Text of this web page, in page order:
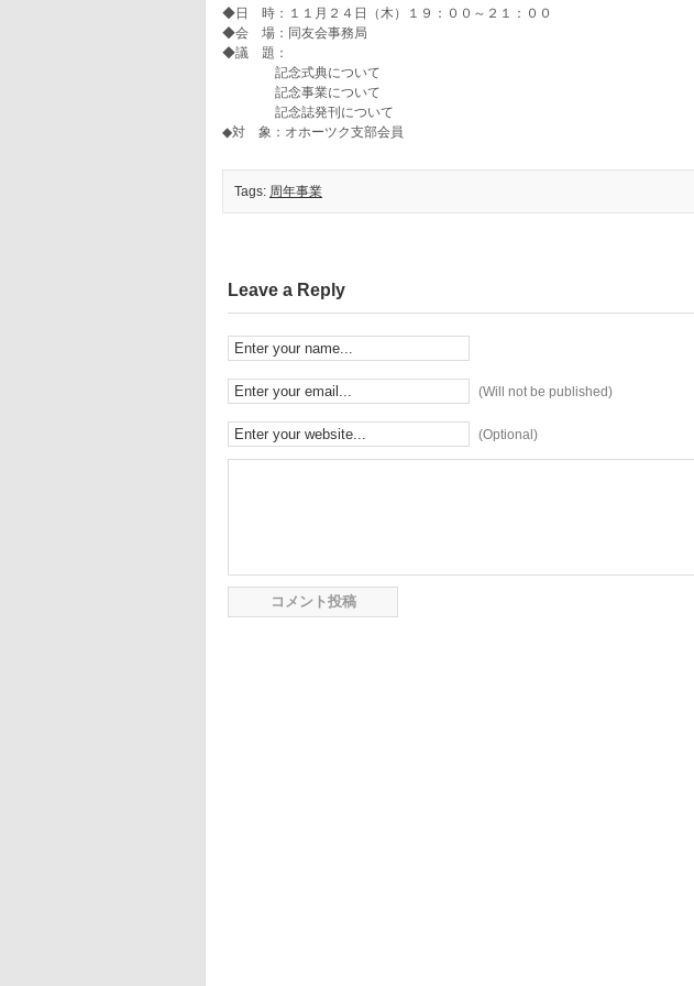
◆日 時：１１月２４日（木）１９：００～２１：００
◆会 場：同友会事務局
◆議 題：
記念式典について
記念事業について
記念誌発刊について
◆対 象：オホーツク支部会員
Tags: 周年事業
Leave a Reply
(Will not be published)
(Optional)